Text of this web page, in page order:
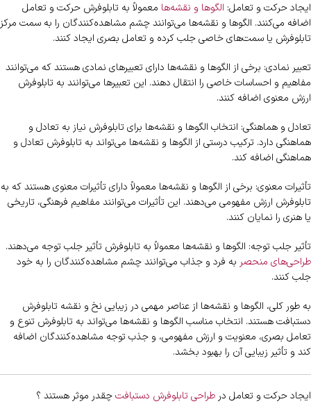
ایجاد حرکت و تعامل: الگوها و نقشه‌ها معمولاً به تابلوفرش حرکت و تعامل
اضافه می‌کنند. الگوها و نقشه‌ها می‌توانند چشم مشاهده‌کنندگان را به سمت مرکز
تابلوفرش یا سمت‌های خاصی جلب کرده و تعامل بصری ایجاد کنند.
تعبیر نمادی: برخی از الگوها و نقشه‌ها دارای تعبیرهای نمادی هستند که می‌توانند
مفاهیم و احساسات خاصی را انتقال دهند. این تعبیرها می‌توانند به تابلوفرش
ارزش معنوی اضافه کنند.
تعادل و هماهنگی: انتخاب الگوها و نقشه‌ها برای تابلوفرش نیاز به تعادل و
هماهنگی دارد. ترکیب درستی از الگوها و نقشه‌ها می‌تواند به تابلوفرش تعادل و
هماهنگی اضافه کند.
تأثیرات معنوی: برخی از الگوها و نقشه‌ها معمولاً دارای تأثیرات معنوی هستند که به
تابلوفرش ارزش مفهومی می‌دهند. این تأثیرات می‌توانند مفاهیم فرهنگی، تاریخی
یا هنری را نمایان کنند.
تأثیر جلب توجه: الگوها و نقشه‌ها معمولاً به تابلوفرش تأثیر جلب توجه می‌دهند.
طراحی‌های منحصر به فرد و جذاب می‌توانند چشم مشاهده‌کنندگان را به خود
جلب کنند.
به طور کلی، الگوها و نقشه‌ها از عناصر مهمی در زیبایی نخ و نقشه تابلوفرش
دستبافت هستند. انتخاب مناسب الگوها و نقشه‌ها می‌تواند به تابلوفرش تنوع و
تعامل بصری، معنویت و ارزش مفهومی، و جذب توجه مشاهده‌کنندگان اضافه
کند و تأثیر زیبایی آن را بهبود بخشد.
ایجاد حرکت و تعامل در طراحی تابلوفرش دستبافتچقدر موثر هستند ؟